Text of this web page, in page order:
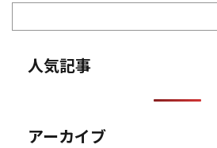
人気記事
アーカイブ